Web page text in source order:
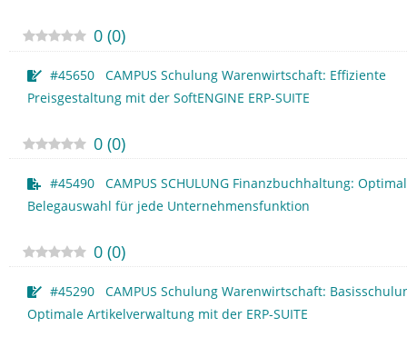
0 (0)
#45650 CAMPUS Schulung Warenwirtschaft: Effiziente
Preisgestaltung mit der SoftENGINE ERP-SUITE
0 (0)
#45490 CAMPUS SCHULUNG Finanzbuchhaltung:
Belegauswahl für jede Unternehmensfunktion
0 (0)
#45290 CAMPUS Schulung Warenwirtschaft:
Optimale Artikelverwaltung mit der ERP-SUITE